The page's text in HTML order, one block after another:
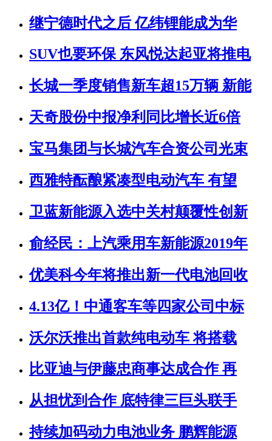
继宁德时代之后 亿纬锂能成为华
SUV也要环保 东风悦达起亚将推电
长城一季度销售新车超15万辆 新能
天奇股份中报净利同比增长近6倍
宝马集团与长城汽车合资公司光束
西雅特酝酿紧凑型电动汽车 有望
卫蓝新能源入选中关村颠覆性创新
俞经民：上汽乘用车新能源2019年
优美科今年将推出新一代电池回收
4.13亿！中通客车等四家公司中标
沃尔沃推出首款纯电动车 将搭载
比亚迪与伊藤忠商事达成合作 再
从担忧到合作 底特律三巨头联手
持续加码动力电池业务 鹏辉能源